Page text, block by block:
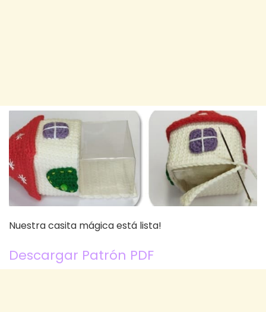
Nuestra casita mágica está lista!
Descargar Patrón PDF